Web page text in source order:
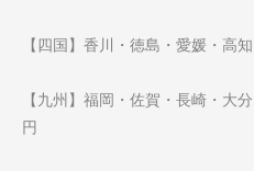
【四国】香川・徳島・愛媛・高
【九州】福岡・佐賀・長崎・大
円